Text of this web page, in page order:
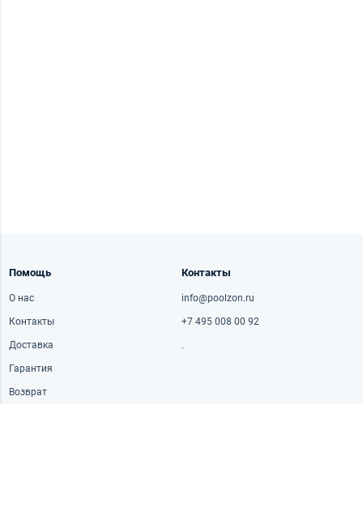
Помощь
О нас
Контакты
Доставка
Гарантия
Возврат
Контакты
info@poolzon.ru
+7 495 008 00 92
.